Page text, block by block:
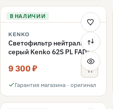
В НАЛИЧИИ
KENKO
Светофильтр нейтрально-
серый Kenko 62S PL FADER
с переменной плотностью
ND3-ND400 62mm
9 300 ₽
Гарантия магазина · оригинал